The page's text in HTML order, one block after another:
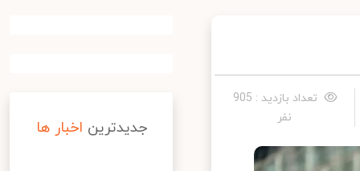
تعداد بازدید : 905
نفر
جدیدترین اخبار ها